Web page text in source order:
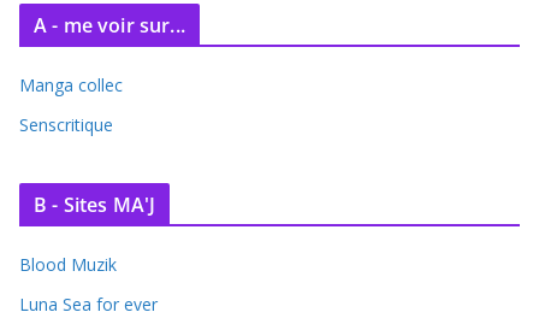
A - me voir sur...
Manga collec
Senscritique
B - Sites MA'J
Blood Muzik
Luna Sea for ever